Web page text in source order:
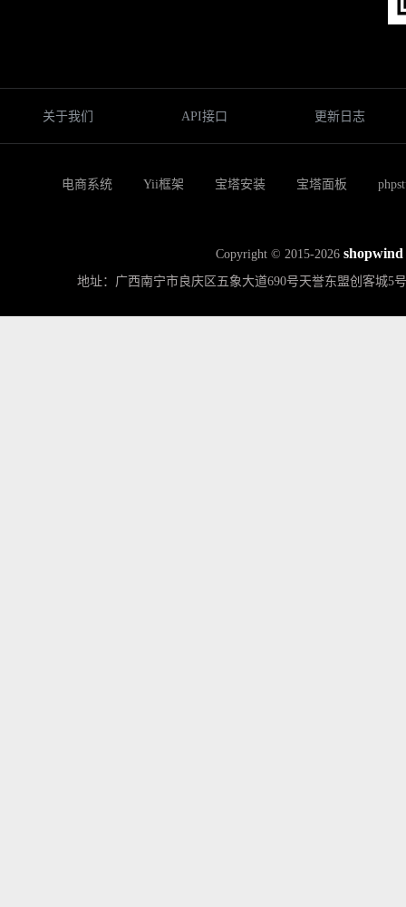
关于我们 API接口 更新日志
电商系统 Yii框架 宝塔安装 宝塔面板
Copyright © 2015-2026 shopwind
地址：广西南宁市良庆区五象大道690号天誉东盟创客城5